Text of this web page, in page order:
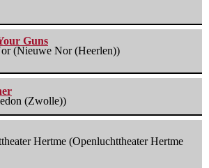
Guns
(Nieuwe Nor (Heerlen))
(Zwolle))
Hertme (Openluchttheater Hertme